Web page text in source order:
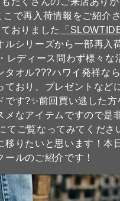
こで再入荷情報をご紹介
おりました
「
ルシリーズから一部再入
レディース問わず様々な
タオル???ハワイ発祥な
ており、プレゼントなど
です?✨前回買い逃した
メなアイテムですので是
てご覧なってみてくださ
移りたいと思います！本
ルのご紹介です！